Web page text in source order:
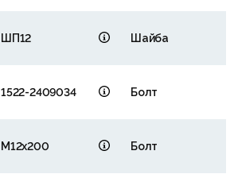
ШП12 Шайба
1522-2409034 Болт
М12х200 Болт